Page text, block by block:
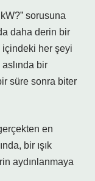
sorusuna
daha derin bir
içindeki her şeyi
aslında bir
süre sonra biter
en
bir ışık
aydınlanmaya